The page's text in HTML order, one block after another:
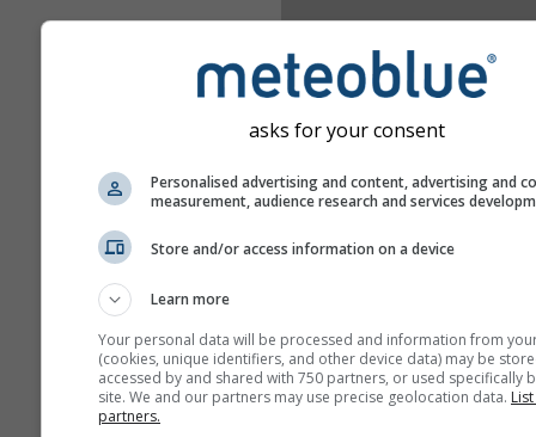
Zoom à
Afficher l'aide
GPX
asks for your consent
Personalised advertising and content, advertising and
measurement, audience research and services
Store and/or access information on a device
Learn more
Your personal data will be processed and information from
(cookies, unique identifiers, and other device data) may be
accessed by and shared with 750 partners, or used specifically
site. We and our partners may use precise geolocation data.
partners.